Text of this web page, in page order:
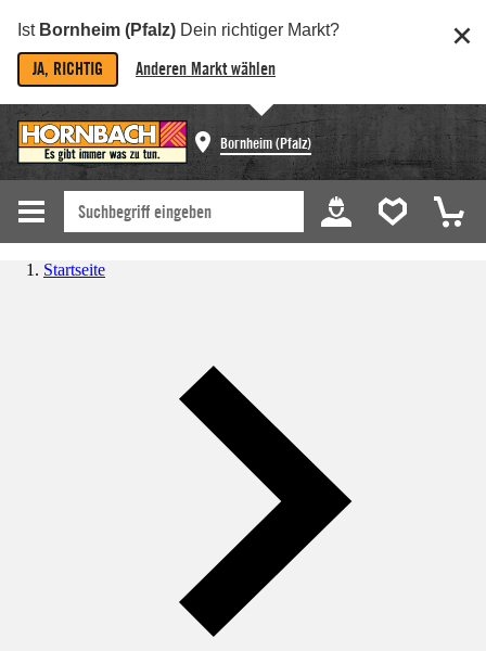
Ist Bornheim (Pfalz) Dein richtiger Markt?
JA, RICHTIG Anderen Markt wählen
Bornheim (Pfalz)
Startseite